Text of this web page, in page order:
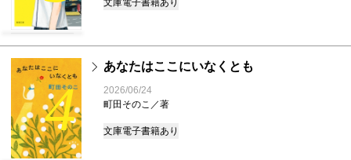
文庫電子書籍あり
4
あなたはここにいなくとも
2026/06/24
町田そのこ／著
文庫電子書籍あり